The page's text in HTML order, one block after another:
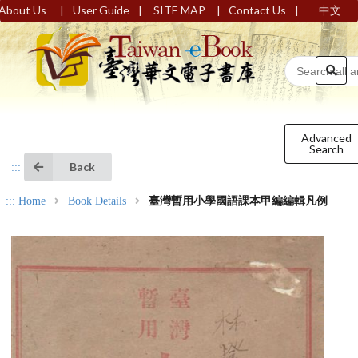
Us | User Guide | SITE MAP | Contact Us | 中文
Advanced
Search
::: Back
::: Home Book Details 臺灣暫用小學國語課本甲編編輯凡例